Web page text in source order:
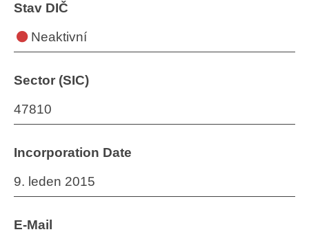
Stav DIČ
Neaktivní
Sector (SIC)
47810
Incorporation Date
9. leden 2015
E-Mail